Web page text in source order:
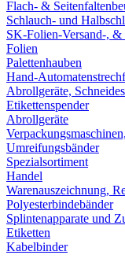
Flach- &
Schlauch- und
SK-Folien-Versand-, &
Folien
Palettenhauben
Hand-
Abrollgeräte,
Etikettenspender
Abrollgeräte
Umreifungsbänder
Spezialsortiment
Handel
Warenauszeichnung,
Polyesterbindebänder
Splintenapparate und
Etiketten
Kabelbinder